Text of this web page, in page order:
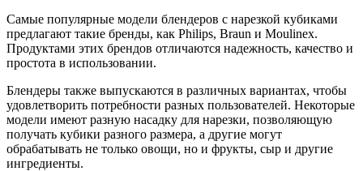
Самые популярные модели блендеров с нарезкой кубиками
предлагают такие бренды, как Philips, Braun и Moulinex.
Продуктами этих брендов отличаются надежность, качество и
простота в использовании.
Блендеры также выпускаются в различных вариантах, чтобы
удовлетворить потребности разных пользователей. Некоторые
модели имеют разную насадку для нарезки, позволяющую
получать кубики разного размера, а другие могут
обрабатывать не только овощи, но и фрукты, сыр и другие
ингредиенты.